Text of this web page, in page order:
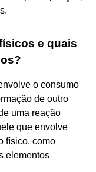
e quais
o consumo
de outro
uma reação
que envolve
físico, como
elementos